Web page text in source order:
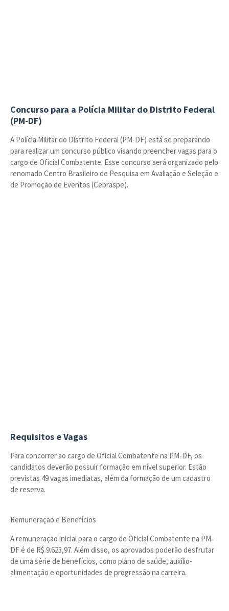
Concurso para a Polícia Militar do Distrito Federal
(PM-DF)
A Polícia Militar do Distrito Federal (PM-DF) está se preparando
para realizar um concurso público visando preencher vagas para o
cargo de Oficial Combatente. Esse concurso será organizado pelo
renomado Centro Brasileiro de Pesquisa em Avaliação e Seleção e
de Promoção de Eventos (Cebraspe).
Requisitos e Vagas
Para concorrer ao cargo de Oficial Combatente na PM-DF, os
candidatos deverão possuir formação em nível superior. Estão
previstas 49 vagas imediatas, além da formação de um cadastro
de reserva.
Remuneração e Benefícios
A remuneração inicial para o cargo de Oficial Combatente na PM-
DF é de R$ 9.623,97. Além disso, os aprovados poderão desfrutar
de uma série de benefícios, como plano de saúde, auxílio-
alimentação e oportunidades de progressão na carreira.